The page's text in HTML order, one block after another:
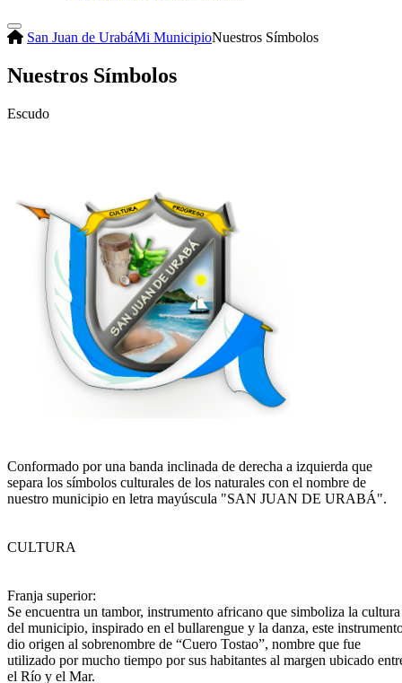
San Juan de UrabáMi MunicipioNuestros Símbolos
Nuestros Símbolos
Escudo
Conformado por una banda inclinada de derecha a izquierda que
separa los símbolos culturales de los naturales con el nombre de
nuestro municipio en letra mayúscula "SAN JUAN DE URABÁ".
CULTURA
Franja superior:
Se encuentra un tambor, instrumento africano que simboliza la cultura
del municipio, inspirado en el bullarengue y la danza, este
dio origen al sobrenombre de “Cuero Tostao”, nombre que fue
utilizado por mucho tiempo por sus habitantes al margen ubicado
el Río y el Mar.